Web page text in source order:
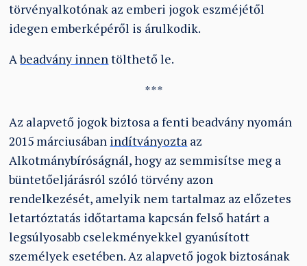
törvényalkotónak az emberi jogok eszméjétől
idegen emberképéről is árulkodik.
Abeadvány innentölthető le.
***
Az alapvető jogok biztosa a fenti beadvány nyomán
2015 márciusában indítványozta az
Alkotmánybíróságnál, hogy az semmisítse meg a
büntetőeljárásról szóló törvény azon
rendelkezését, amelyik nem tartalmaz az előzetes
letartóztatás időtartama kapcsán felső határt a
legsúlyosabb cselekményekkel gyanúsított
személyek esetében. Az alapvető jogok biztosának